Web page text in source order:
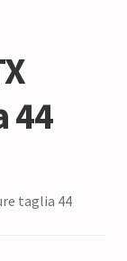
44
taglia 44